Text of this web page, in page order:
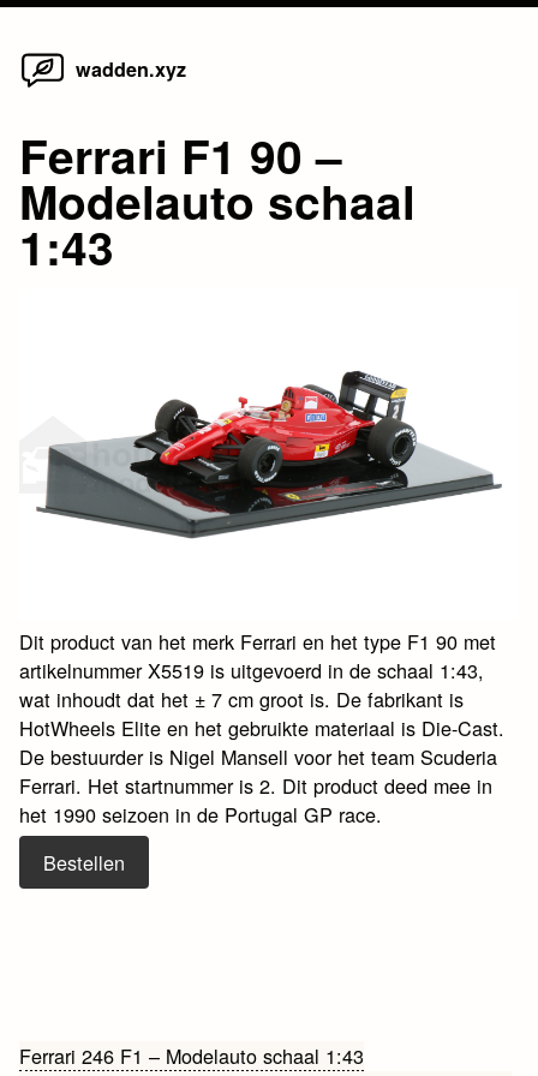
Skip
wadden.xyz
Ferrari F1 90 –
Modelauto schaal
1:43
Dit product van het merk Ferrari en het type F1 90 met
artikelnummer X5519 is uitgevoerd in de schaal 1:43,
wat inhoudt dat het ± 7 cm groot is. De fabrikant is
HotWheels Elite en het gebruikte materiaal is Die-Cast.
De bestuurder is Nigel Mansell voor het team Scuderia
Ferrari. Het startnummer is 2. Dit product deed mee in
het 1990 seizoen in de Portugal GP race.
Bestellen
Bericht
Ferrari 246 F1 – Modelauto schaal 1:43